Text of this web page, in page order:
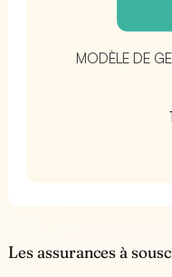
MODÈLE DE
Les assurances à